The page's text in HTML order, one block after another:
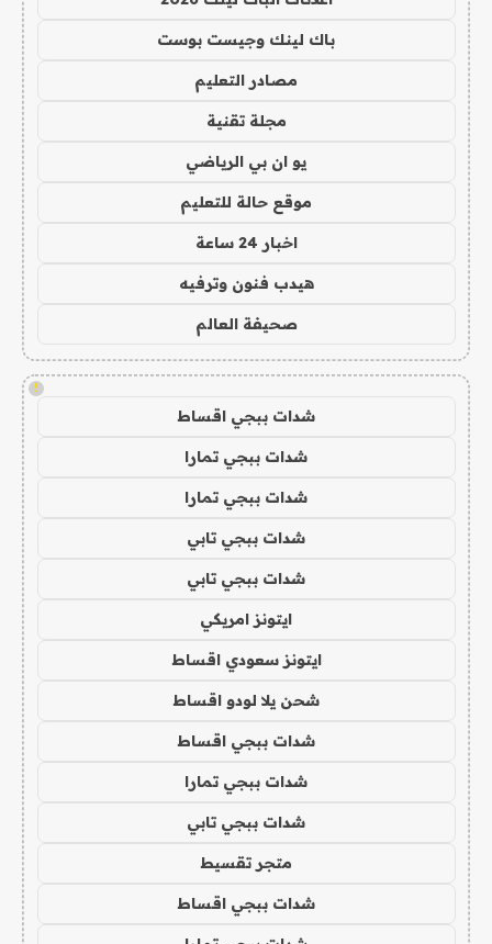
باك لينك وجيست بوست
مصادر التعليم
مجلة تقنية
يو ان بي الرياضي
موقع حالة للتعليم
اخبار 24 ساعة
هيدب فنون وترفيه
صحيفة العالم
!
شدات ببجي اقساط
شدات ببجي تمارا
شدات ببجي تمارا
شدات ببجي تابي
شدات ببجي تابي
ايتونز امريكي
ايتونز سعودي اقساط
شحن يلا لودو اقساط
شدات ببجي اقساط
شدات ببجي تمارا
شدات ببجي تابي
متجر تقسيط
شدات ببجي اقساط